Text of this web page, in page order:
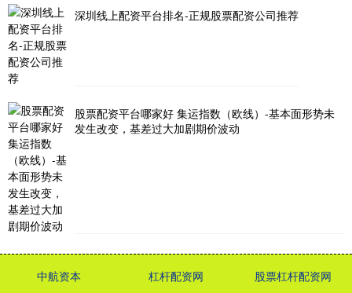
深圳线上配资平台排名-正规股票配资公司推荐
股票配资平台哪家好 集运指数（欧线）-基本面形势未
发生改变，基差过大加剧期价波动
中航资本 杠杆配资网 股票杠杆配资网